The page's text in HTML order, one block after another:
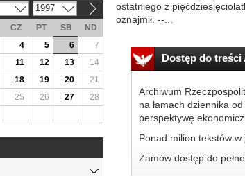
ostatniego z
oznajmił. --...
Dostęp do treści
Archiwum
na łamach dziennika
perspektywę
Ponad milion tekstów w
Zamów dostęp do
1997
CZ PT SB
ND
4 5 6
7
11 12 13
14
18 19 20
21
25 26 27
28